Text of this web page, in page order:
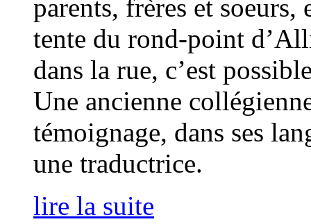
parents, frères et
tente du rond-point
dans la rue, c’est
Une ancienne
témoignage, dans ses
une traductrice.
lire la suite